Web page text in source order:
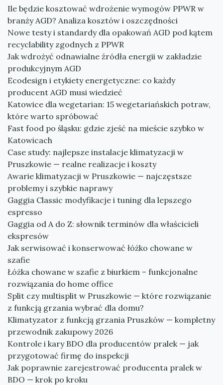
Ile będzie kosztować wdrożenie wymogów PPWR w
branży AGD? Analiza kosztów i oszczędności
Nowe testy i standardy dla opakowań AGD pod kątem
recyclability zgodnych z PPWR
Jak wdrożyć odnawialne źródła energii w zakładzie
produkcyjnym AGD
Ecodesign i etykiety energetyczne: co każdy
producent AGD musi wiedzieć
Katowice dla wegetarian: 15 wegetariańskich potraw,
które warto spróbować
Fast food po śląsku: gdzie zjeść na mieście szybko w
Katowicach
Case study: najlepsze instalacje klimatyzacji w
Pruszkowie — realne realizacje i koszty
Awarie klimatyzacji w Pruszkowie — najczęstsze
problemy i szybkie naprawy
Gaggia Classic modyfikacje i tuning dla lepszego
espresso
Gaggia od A do Z: słownik terminów dla właścicieli
ekspresów
Jak serwisować i konserwować łóżko chowane w
szafie
Łóżka chowane w szafie z biurkiem – funkcjonalne
rozwiązania do home office
Split czy multisplit w Pruszkowie — które rozwiązanie
z funkcją grzania wybrać dla domu?
Klimatyzator z funkcją grzania Pruszków — kompletny
przewodnik zakupowy 2026
Kontrole i kary BDO dla producentów pralek — jak
przygotować firmę do inspekcji
Jak poprawnie zarejestrować producenta pralek w
BDO — krok po kroku